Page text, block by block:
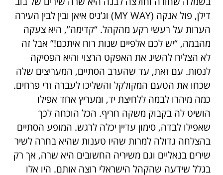
דילן, פול אנקה (MY WAY) וג’ניס איאן ובין לבין העירה
הערות על רעשי רקע מהקהל. “קדימה”, היא צעקה
מהבמה, “יש לכם אלפיים שנות רוח איתכם!” אבל זה
לא הצליח להשיג את האפקט הרצוי והיא הפסיקה
לנסות. עם זאת, עד שהערב הסתיים, המעריצים שלה
שכחו את הטעם המקולקל והשליכו לעברה זרי פרחים.
כמה מיהרו לבמה ללחיצת יד, ומעריץ אחד אפילו
הושיט לה בקבוק משקה חריף. הכל הוכחה לכך
שאפילו לבדה, סימון עדיין יכלה לרגש. המופע הסתיים
בהצלחה גדולה למרות שהיו טענות שהיא בחרה לשיר
שירים בנאליים וגם משיריה החשובים היא שרה, אך רק
בגלל שידעה שהקהל הישראלי רוצה אותם. היו אלו